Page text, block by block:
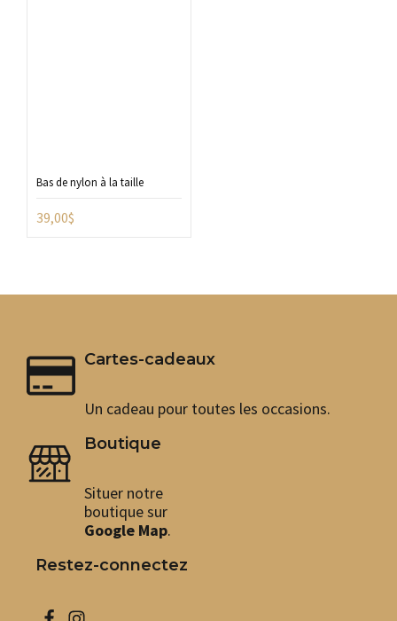
Bas de nylon à la taille
39,00$
Cartes-cadeaux
Un cadeau pour toutes les occasions.
Boutique
Situer notre
boutique sur
Google Map.
Restez-connectez